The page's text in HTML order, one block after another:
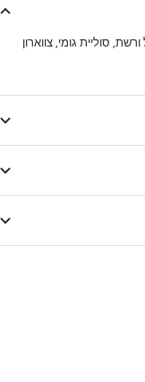
סוליית גומי, צווארון